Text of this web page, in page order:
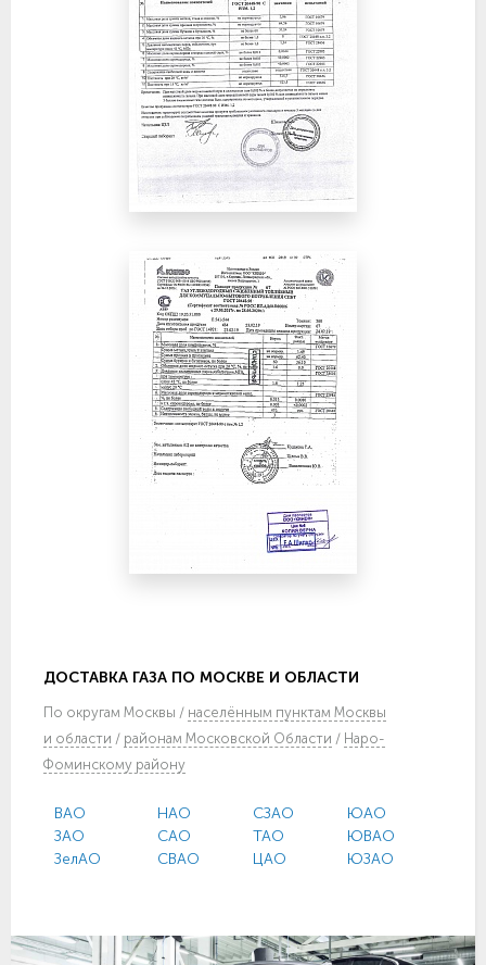
ДОСТАВКА ГАЗА ПО МОСКВЕ И ОБЛАСТИ
По округам Москвы / населённым пунктам Москвы
и области / районам Московской Области / Наро-
Фоминскому району
ВАО
ЗАО
ЗелАО
НАО
САО
СВАО
СЗАО
ТАО
ЦАО
ЮАО
ЮВАО
ЮЗАО